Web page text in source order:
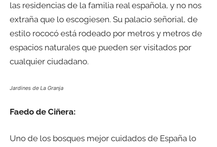
las residencias de la familia real española, y no nos
extraña que lo escogiesen. Su palacio señorial, de
estilo rococó está rodeado por metros y metros de
espacios naturales que pueden ser visitados por
cualquier ciudadano.
Jardines de La Granja
Faedo de Ciñera:
Uno de los bosques mejor cuidados de España lo